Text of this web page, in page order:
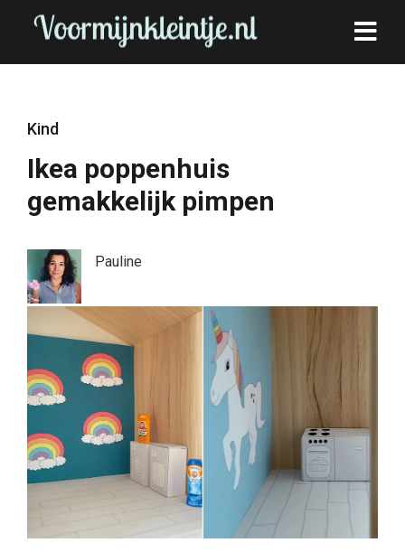
Kind
Ikea poppenhuis
gemakkelijk pimpen
Pauline